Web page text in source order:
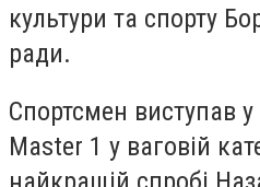
культури та спорту
ради.
Спортсмен виступав у
Master 1 у ваговій